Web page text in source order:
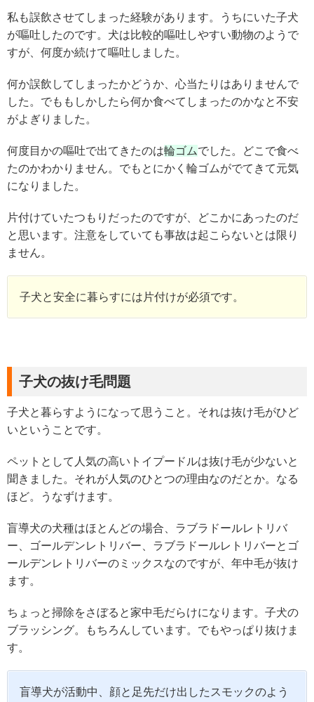
私も誤飲させてしまった経験があります。うちにいた子犬
が嘔吐したのです。犬は比較的嘔吐しやすい動物のようで
すが、何度か続けて嘔吐しました。
何か誤飲してしまったかどうか、心当たりはありませんで
した。でももしかしたら何か食べてしまったのかなと不安
がよぎりました。
何度目かの嘔吐で出てきたのは輪ゴムでした。どこで食べ
たのかわかりません。でもとにかく輪ゴムがでてきて元気
になりました。
片付けていたつもりだったのですが、どこかにあったのだ
と思います。注意をしていても事故は起こらないとは限り
ません。
子犬と安全に暮らすには片付けが必須です。
子犬の抜け毛問題
子犬と暮らすようになって思うこと。それは抜け毛がひど
いということです。
ペットとして人気の高いトイプードルは抜け毛が少ないと
聞きました。それが人気のひとつの理由なのだとか。なる
ほど。うなずけます。
盲導犬の犬種はほとんどの場合、ラブラドールレトリバ
ー、ゴールデンレトリバー、ラブラドールレトリバーとゴ
ールデンレトリバーのミックスなのですが、年中毛が抜け
ます。
ちょっと掃除をさぼると家中毛だらけになります。子犬の
ブラッシング。もちろんしています。でもやっぱり抜けま
す。
盲導犬が活動中、顔と足先だけ出したスモックのよう